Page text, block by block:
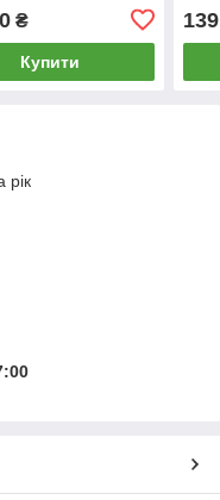
₴
Купити
рік